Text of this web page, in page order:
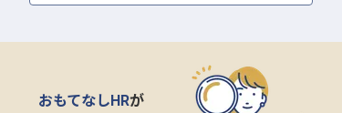
おもてなしHRが